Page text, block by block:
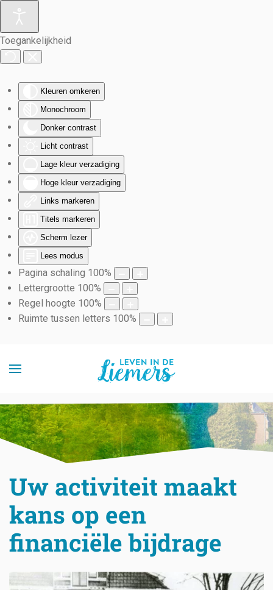
Toegankelijkheid
Kleuren omkeren
Monochroom
Donker contrast
Licht contrast
Lage kleur verzadiging
Hoge kleur verzadiging
Links markeren
Titels markeren
Scherm lezer
Lees modus
Pagina schaling 100%
Lettergrootte 100%
Regel hoogte 100%
Ruimte tussen letters 100%
Terug naar hoofdinhoud
Uw activiteit maakt
kans op een
financiële bijdrage